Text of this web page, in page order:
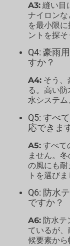
A3: 縫い目
ナイロン
を最小限
ントを探そ
Q4: 豪雨
すか？
A4: そう、
る。高い
水システム
Q5: すべ
応できま
A5: すべて
ません。
の風にも
トを選びま
Q6: 防水
ですか？
A6: 防水テ
ているが
候要素から